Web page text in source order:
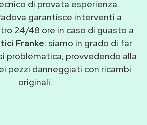
di provata esperienza.
garantisce interventi a
24/48 ore in caso di guasto a
Franke: siamo in grado di far
problematica, provvedendo alla
pezzi danneggiati con ricambi
originali.